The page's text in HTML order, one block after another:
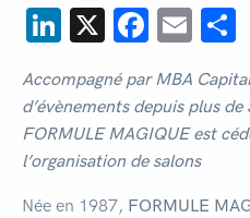
LinkedIn
X
Accompagné par MBA
d’évènements depuis plus de
FORMULE MAGIQUE est
l’organisation de salons
Née en 1987, FORMULE